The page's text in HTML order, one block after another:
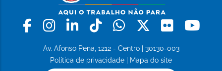
Facebook
Instagram
LinkedinTiktokWhatsapp
X Flickr
Av. Afonso Pena, 1212 - Centro | 30130-003
Política de privacidade | Mapa do site